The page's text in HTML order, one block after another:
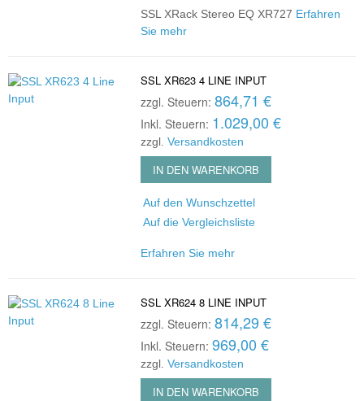
SSL XRack Stereo EQ XR727 Erfahren
Sie mehr
SSL XR623 4 LINE INPUT
zzgl. Steuern: 864,71 €
Inkl. Steuern: 1.029,00 €
zzgl. Versandkosten
IN DEN WARENKORB
Auf den Wunschzettel
Auf die Vergleichsliste
Erfahren Sie mehr
SSL XR624 8 LINE INPUT
zzgl. Steuern: 814,29 €
Inkl. Steuern: 969,00 €
zzgl. Versandkosten
IN DEN WARENKORB